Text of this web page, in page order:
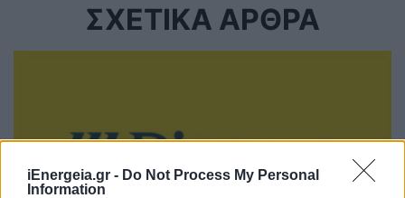
iEnergeia.gr - Do Not Process My Personal
Information
ΣΧΕΤΙΚΑ ΑΡΘΡΑ